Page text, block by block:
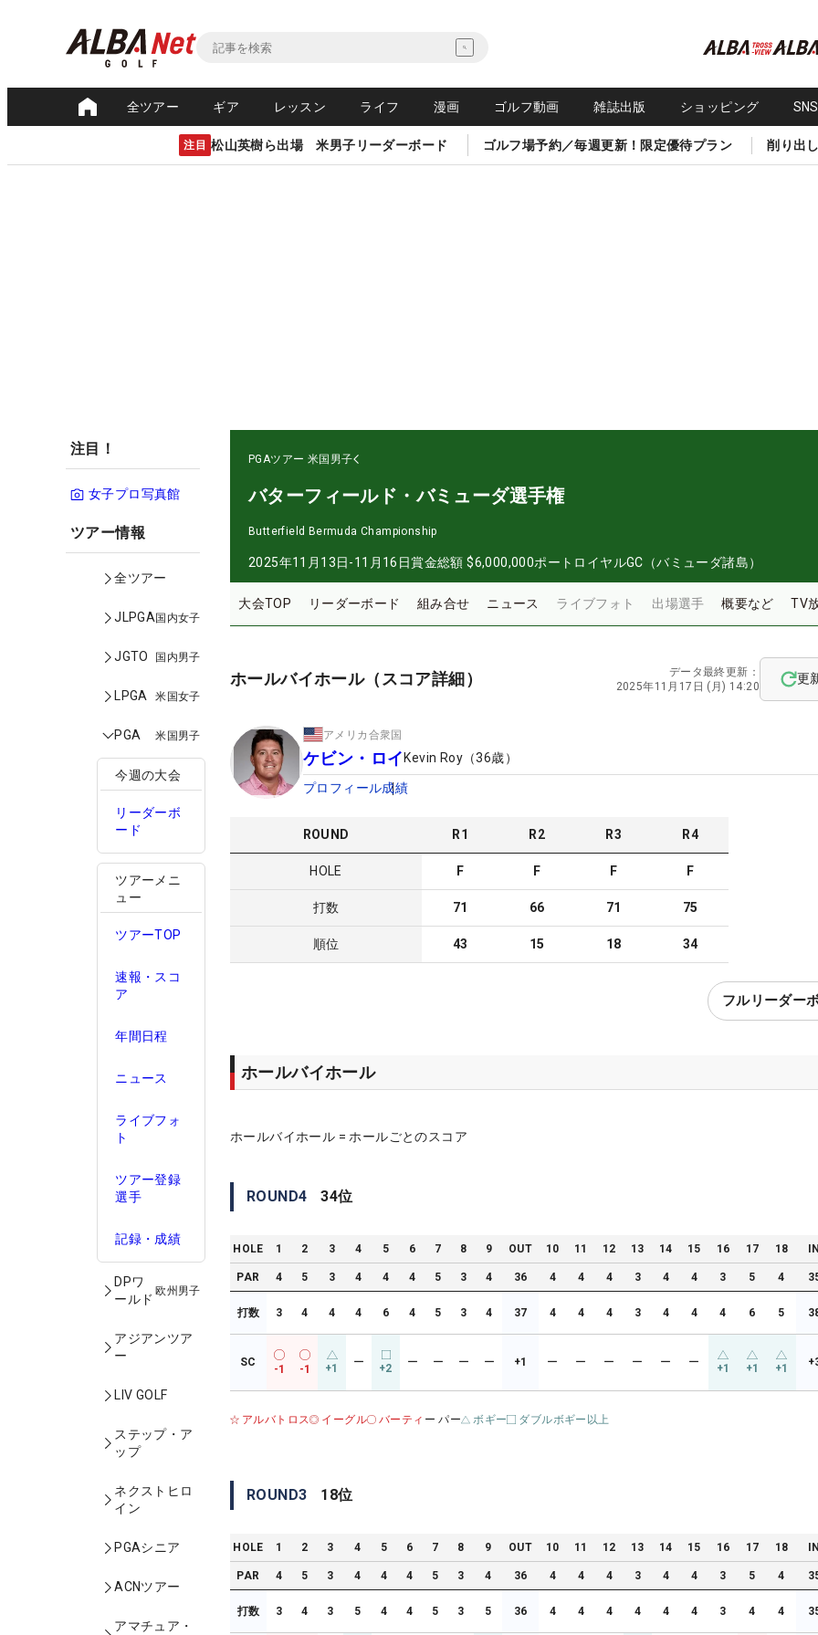
全ツアー ギア レッスン ライフ 漫画 ゴルフ動画 雑誌出版 ショッピング
注目 松山英樹ら出場 米男子リーダーボード ゴルフ場予約／毎週更新！限定優待プラン 削り出
注目！
女子プロ写真館
ツアー情報
全ツアー
JLPGA国内女子
JGTO 国内男子
LPGA 米国女子
PGA 米国男子
今週の大会
リーダーボ
ード
ツアーメニ
ュー
ツアーTOP
速報・スコ
ア
年間日程
ニュース
ライブフォ
ト
ツアー登録
選手
記録・成績
DPワ
ールド
欧州男子
アジアンツア
ー
LIV GOLF
ステップ・ア
ップ
ネクストヒロ
イン
PGAシニア
ACNツアー
アマチュア・
PGAツアー 米国男子
バターフィールド・バミューダ選手権
Butterfield Bermuda Championship
2025年11月13日-11月16日賞金総額 $6,000,000ポートロイヤルGC（バミューダ諸島）
大会TOP リーダーボード 組み合せ ニュース ライブフォト 出場選手 概要など TV
ホールバイホール（スコア詳細）
データ最終更新：
2025年11月17日 (月) 14:20
更
アメリカ合衆国
ケビン・ロイKevin Roy （36歳）
プロフィール成績
ROUND R1 R2 R3 R4
HOLE F F F F
打数 71 66 71 75
順位 43 15 18 34
フルリーダー
ホールバイホール
ホールバイホール = ホールごとのスコア
ROUND4 34位
HOLE 1 2 3 4 5 6 7 8 9 OUT 10 11 12 13 14 15 16 17 18
PAR 4 5 3 4 4 4 5 3 4 36 4 4 4 3 4 4 3 5 4
打数 3 4 4 4 6 4 5 3 4 37 4 4 4 3 4 4 4 6 5
SC
-1 -1 +1 ー +2 ー ー ー ー +1 ー ー ー ー ー ー +1 +1 +1
アルバトロス イーグル バーティ ー パー ボギー ダブルボギー以上
ROUND3 18位
HOLE 1 2 3 4 5 6 7 8 9 OUT 10 11 12 13 14 15 16 17 18
PAR 4 5 3 4 4 4 5 3 4 36 4 4 4 3 4 4 3 5 4
打数 3 4 3 5 4 4 5 3 5 36 4 4 4 4 4 4 3 4 4